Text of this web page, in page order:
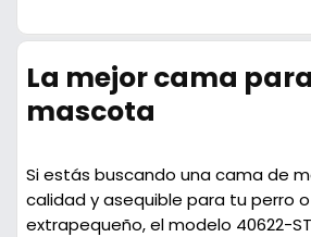
La mejor cama
mascota
Si estás buscando una cama de
calidad y asequible para tu perro
extrapequeño, el modelo 40622-